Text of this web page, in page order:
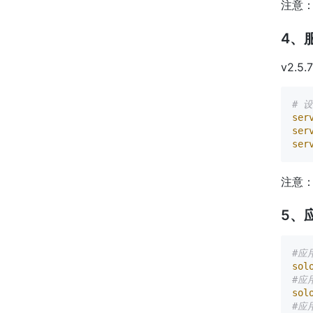
注意
4、
#
注意
5、
#应
#应
#应